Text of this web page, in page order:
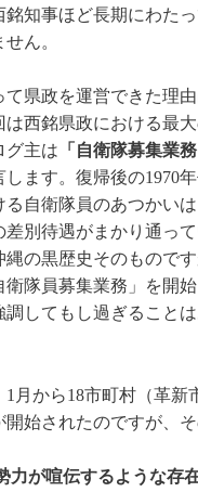
銘知事ほど長期にわた
ん。
て県政を運営できた理
は西銘県政における最
グ主は 「自衛隊募集業
します。復帰後の1970年
る自衛隊員のあつかい
差別待遇がまかり通っ
縄の黒歴史そのもので
衛隊員募集業務」を開
調してもし過ぎること
1月から18市町村（革新
開始されたのですが、
力が喧伝するような存